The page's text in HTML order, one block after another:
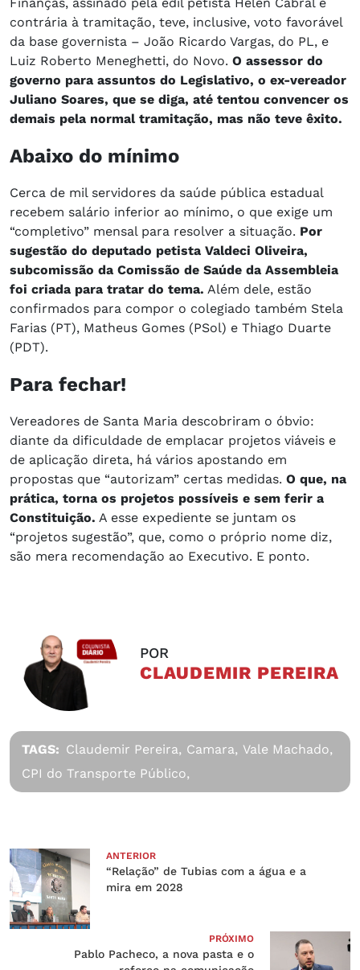
contrária à tramitação, teve, inclusive, voto favorável
da base governista – João Ricardo Vargas, do PL, e
Luiz Roberto Meneghetti, do Novo. O assessor do
governo para assuntos do Legislativo, o ex-vereador
Juliano Soares, que se diga, até tentou convencer os
demais pela normal tramitação, mas não teve êxito.
Abaixo do mínimo
Cerca de mil servidores da saúde pública estadual
recebem salário inferior ao mínimo, o que exige um
“completivo” mensal para resolver a situação. Por
sugestão do deputado petista Valdeci Oliveira,
subcomissão da Comissão de Saúde da Assembleia
foi criada para tratar do tema. Além dele, estão
confirmados para compor o colegiado também Stela
Farias (PT), Matheus Gomes (PSol) e Thiago Duarte
(PDT).
Para fechar!
Vereadores de Santa Maria descobriram o óbvio:
diante da dificuldade de emplacar projetos viáveis e
de aplicação direta, há vários apostando em
propostas que “autorizam” certas medidas. O que, na
prática, torna os projetos possíveis e sem ferir a
Constituição. A esse expediente se juntam os
“projetos sugestão”, que, como o próprio nome diz,
são mera recomendação ao Executivo. E ponto.
POR
CLAUDEMIR PEREIRA
TAGS: Claudemir Pereira, Camara, Vale Machado,
CPI do Transporte Público,
ANTERIOR
“Relação” de Tubias com a água e a
mira em 2028
PRÓXIMO
Pablo Pacheco, a nova pasta e o